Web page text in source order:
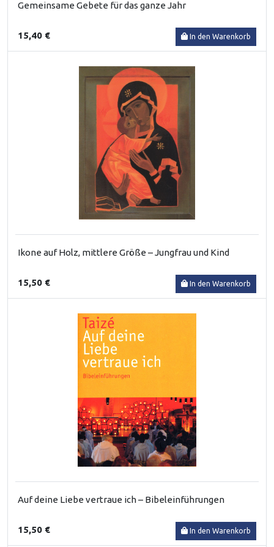
Gemeinsame Gebete für das ganze Jahr
15,40 € In den Warenkorb
Ikone auf Holz, mittlere Größe – Jungfrau und Kind
15,50 € In den Warenkorb
Auf deine Liebe vertraue ich – Bibeleinführungen
15,50 € In den Warenkorb